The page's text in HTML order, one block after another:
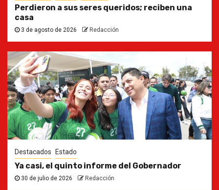
Perdieron a sus seres queridos; reciben una
casa
3 de agosto de 2026 Redacción
Destacados Estado
Ya casi, el quinto informe del Gobernador
30 de julio de 2026 Redacción